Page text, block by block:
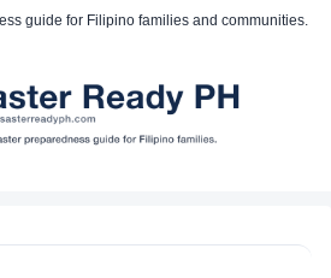
guide for Filipino families and communities.